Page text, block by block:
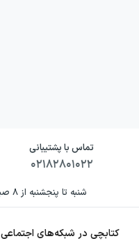
تماس با پشتیبانی
۰۲۱۸۲۸۰۱۰۲۲
شنبه تا پنجشنبه از ۸ صبح تا ۱۸ عصر بجز روزهای تعطیل
کتابچی در شبکه‌های اجتماعی